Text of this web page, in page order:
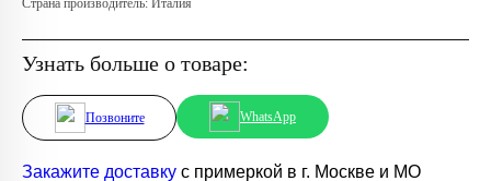
Узнать больше о товаре:
Позвоните WhatsApp
Закажите доставку с примеркой в г. Москве и МО